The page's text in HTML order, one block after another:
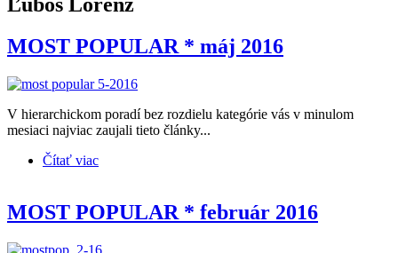
MOST POPULAR * máj 2016
V hierarchickom poradí bez rozdielu kategórie vás v minulom
mesiaci najviac zaujali tieto články...
Čítať viac
MOST POPULAR * február 2016